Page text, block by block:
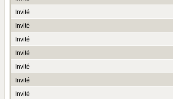
Invité
Invité
Invité
Invité
Invité
Invité
Invité